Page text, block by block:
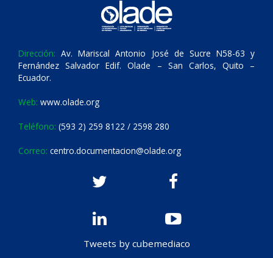
Dirección: Av. Mariscal Antonio José de Sucre N58-63 y
Fernández Salvador Edif. Olade – San Carlos, Quito –
Ecuador.
Web: www.olade.org
Teléfono: (593 2) 259 8122 / 2598 280
Correo: centro.documentacion@olade.org
Tweets by cubemediaco